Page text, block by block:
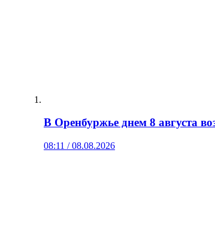
В Оренбуржье днем 8 августа
08:11 / 08.08.2026